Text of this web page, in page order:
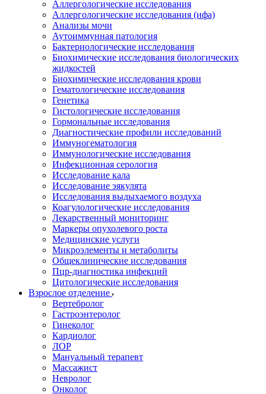
Аллергологические исследования
Аллергологические исследования (ифа)
Анализы мочи
Аутоиммунная патология
Бактериологические исследования
Биохимические исследования биологических
жидкостей
Биохимические исследования крови
Гематологические исследования
Генетика
Гистологические исследования
Гормональные исследования
Диагностические профили исследований
Иммуногематология
Иммунологические исследования
Инфекционная серология
Исследование кала
Исследование эякулята
Исследования выдыхаемого воздуха
Коагулологические исследования
Лекарственный мониторинг
Маркеры опухолевого роста
Медицинские услуги
Микроэлементы и метаболиты
Общеклинические исследования
Пцр-диагностика инфекций
Цитологические исследования
Взрослое отделение
Вертебролог
Гастроэнтеролог
Гинеколог
Кардиолог
ЛОР
Мануальный терапевт
Массажист
Невролог
Онколог